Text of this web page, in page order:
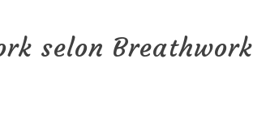
selon Breathwork